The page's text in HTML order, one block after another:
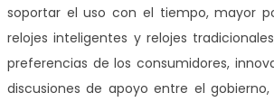
soportar el uso con el tiempo, mayor
relojes inteligentes y relojes
preferencias de los consumidores,
discusiones de apoyo entre el